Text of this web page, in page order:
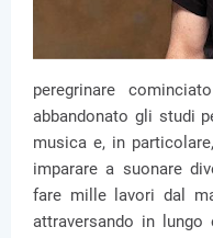
peregrinare
abbandonato gli studi
musica e, in
imparare a suonare
fare mille lavori dal
attraversando in